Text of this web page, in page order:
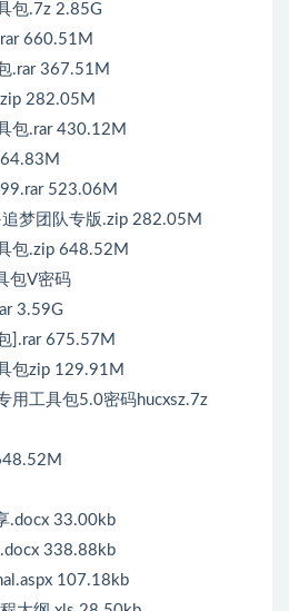
包.7z 2.85G
660.51M
.rar 367.51M
282.05M
包.rar 430.12M
523.06M
梦团队专版.zip 282.05M
包.zip 648.52M
包V密码
3.59G
].rar 675.57M
包zip 129.91M
用工具包5.0密码hucxsz.7z
.docx 33.00kb
338.88kb
107.18kb